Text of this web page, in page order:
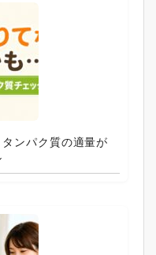
ンパク質の適量が